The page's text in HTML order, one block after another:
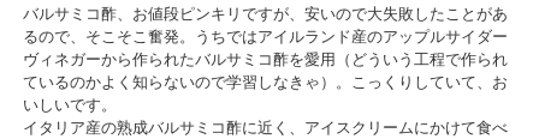
バルサミコ酢、お値段ピンキリですが、安いので大失敗したことがあ
るので、そこそこ奮発。うちではアイルランド産のアップルサイダー
ヴィネガーから作られたバルサミコ酢を愛用（どういう工程で作られ
ているのかよく知らないので学習しなきゃ）。こっくりしていて、お
いしいです。
イタリア産の熟成バルサミコ酢に近く、アイスクリームにかけて食べ